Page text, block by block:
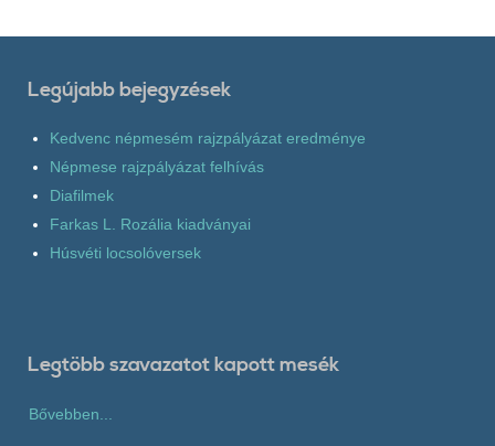
Legújabb bejegyzések
Kedvenc népmesém rajzpályázat eredménye
Népmese rajzpályázat felhívás
Diafilmek
Farkas L. Rozália kiadványai
Húsvéti locsolóversek
Legtöbb szavazatot kapott mesék
Bővebben...